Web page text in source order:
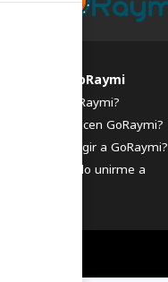
FAQs de GoRaymi
¿Qué es GoRaymi?
¿Quiénes hacen GoRaymi?
¿Por qué elegir a GoRaymi?
¿Cómo puedo unirme a